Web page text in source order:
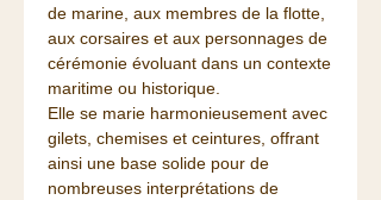
de marine, aux membres de la flotte,
aux corsaires et aux personnages de
cérémonie évoluant dans un contexte
maritime ou historique.
Elle se marie harmonieusement avec
gilets, chemises et ceintures, offrant
ainsi une base solide pour de
nombreuses interprétations de